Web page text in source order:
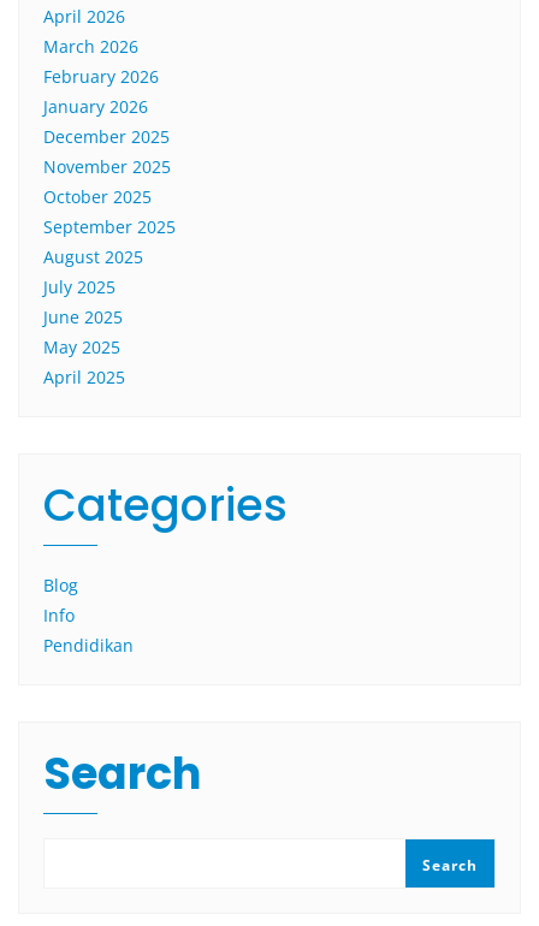
April 2026
March 2026
February 2026
January 2026
December 2025
November 2025
October 2025
September 2025
August 2025
July 2025
June 2025
May 2025
April 2025
Categories
Blog
Info
Pendidikan
Search
Search